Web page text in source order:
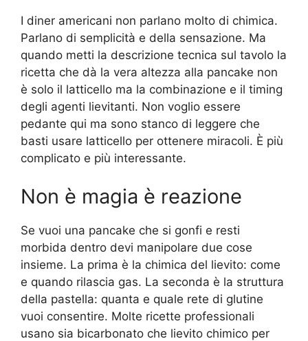
I diner americani non parlano molto di chimica.
Parlano di semplicità e della sensazione. Ma
quando metti la descrizione tecnica sul tavolo la
ricetta che dà la vera altezza alla pancake non
è solo il latticello ma la combinazione e il timing
degli agenti lievitanti. Non voglio essere
pedante qui ma sono stanco di leggere che
basti usare latticello per ottenere miracoli. È più
complicato e più interessante.
Non è magia è reazione
Se vuoi una pancake che si gonfi e resti
morbida dentro devi manipolare due cose
insieme. La prima è la chimica del lievito: come
e quando rilascia gas. La seconda è la struttura
della pastella: quanta e quale rete di glutine
vuoi consentire. Molte ricette professionali
usano sia bicarbonato che lievito chimico per